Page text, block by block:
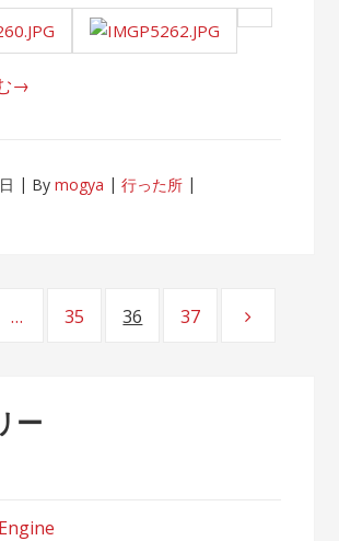
→
Bymogya
行った所
… ページ
35 ページ
36 ページ
37
ー